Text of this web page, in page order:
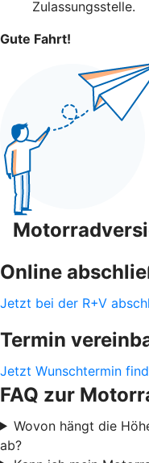
Zulassungsstelle.
Gute Fahrt!
Online
Jetzt bei der R+V
Termin
Jetzt Wunschtermin
FAQ zur
Wovon hängt die
ab?